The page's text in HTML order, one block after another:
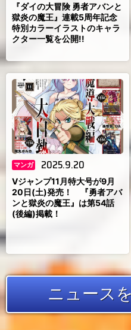
『ダイの大冒険 勇者アバンと
獄炎の魔王』連載5周年記念
特別カラーイラストのキャラ
クター一覧を公開!!
マンガ 2025.9.20
Vジャンプ11月特大号が9月
20日(土)発売！ 『勇者アバ
ンと獄炎の魔王』は第54話
(後編)掲載！
ニュース